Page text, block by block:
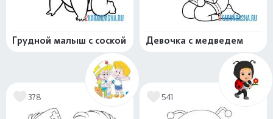
Грудной малыш с соской Девочка с медведем
378 541